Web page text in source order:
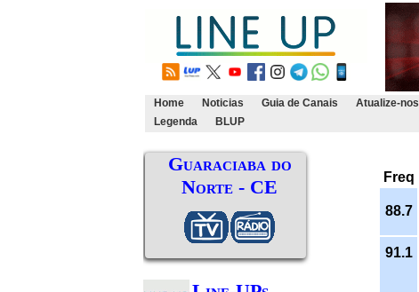
Home Noticias Guia de Canais Atualize-nos
Legenda
BLUP
Guaraciaba do
Norte - CE
Freq
88.7
91.1